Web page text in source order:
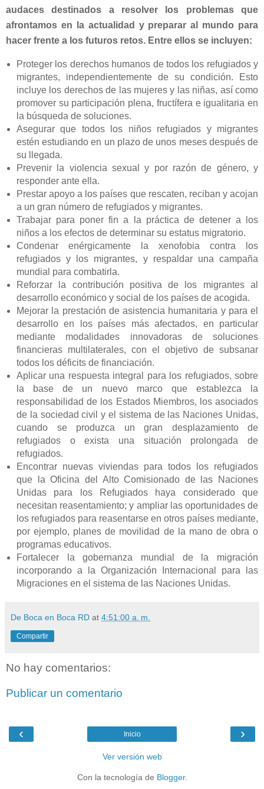
audaces destinados a resolver los problemas que
afrontamos en la actualidad y preparar al mundo para
hacer frente a los futuros retos. Entre ellos se incluyen:
Proteger los derechos humanos de todos los refugiados y
migrantes, independientemente de su condición. Esto
incluye los derechos de las mujeres y las niñas, así como
promover su participación plena, fructífera e igualitaria en
la búsqueda de soluciones.
Asegurar que todos los niños refugiados y migrantes
estén estudiando en un plazo de unos meses después de
su llegada.
Prevenir la violencia sexual y por razón de género, y
responder ante ella.
Prestar apoyo a los países que rescaten, reciban y acojan
a un gran número de refugiados y migrantes.
Trabajar para poner fin a la práctica de detener a los
niños a los efectos de determinar su estatus migratorio.
Condenar enérgicamente la xenofobia contra los
refugiados y los migrantes, y respaldar una campaña
mundial para combatirla.
Reforzar la contribución positiva de los migrantes al
desarrollo económico y social de los países de acogida.
Mejorar la prestación de asistencia humanitaria y para el
desarrollo en los países más afectados, en particular
mediante modalidades innovadoras de soluciones
financieras multilaterales, con el objetivo de subsanar
todos los déficits de financiación.
Aplicar una respuesta integral para los refugiados, sobre
la base de un nuevo marco que establezca la
responsabilidad de los Estados Miembros, los asociados
de la sociedad civil y el sistema de las Naciones Unidas,
cuando se produzca un gran desplazamiento de
refugiados o exista una situación prolongada de
refugiados.
Encontrar nuevas viviendas para todos los refugiados
que la Oficina del Alto Comisionado de las Naciones
Unidas para los Refugiados haya considerado que
necesitan reasentamiento; y ampliar las oportunidades de
los refugiados para reasentarse en otros países mediante,
por ejemplo, planes de movilidad de la mano de obra o
programas educativos.
Fortalecer la gobernanza mundial de la migración
incorporando a la Organización Internacional para las
Migraciones en el sistema de las Naciones Unidas.
De Boca en Boca RD at 4:51:00 a. m.
Compartir
No hay comentarios:
Publicar un comentario
‹ ›
Inicio
Ver versión web
Con la tecnología de Blogger.